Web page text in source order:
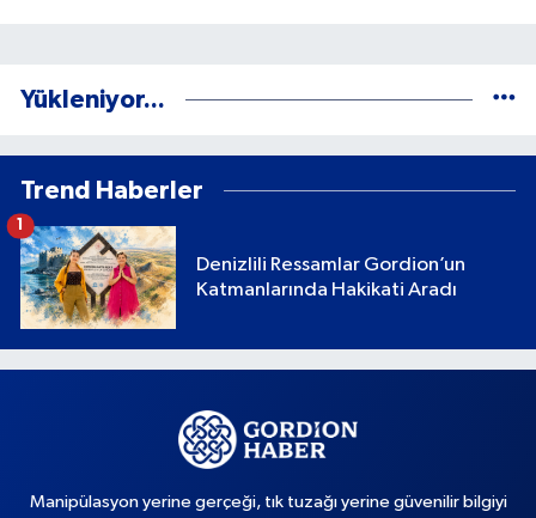
Yükleniyor...
Trend Haberler
Denizlili Ressamlar Gordion’un
Katmanlarında Hakikati Aradı
1
Manipülasyon yerine gerçeği, tık tuzağı yerine güvenilir bilgiyi